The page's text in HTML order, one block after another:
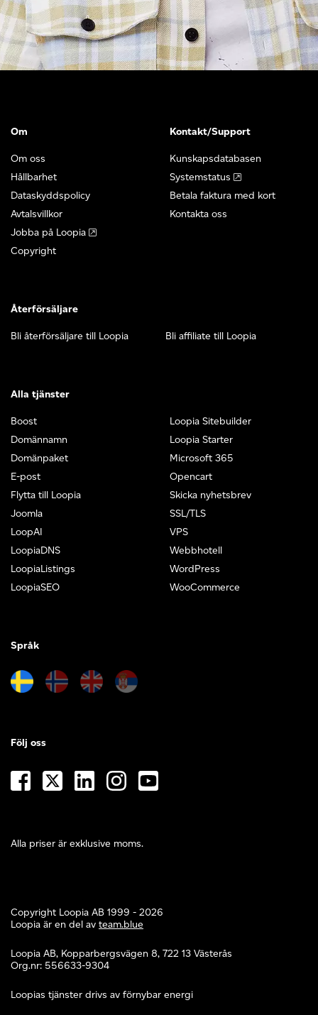
Om
Om oss
Hållbarhet
Dataskyddspolicy
Avtalsvillkor
Jobba på Loopia
Copyright
Kontakt/Support
Kunskapsdatabasen
Systemstatus
Betala faktura med kort
Kontakta oss
Återförsäljare
Bli återförsäljare till Loopia Bli affiliate till Loopia
Alla tjänster
Boost
Domännamn
Domänpaket
E-post
Flytta till Loopia
Joomla
LoopAI
LoopiaDNS
LoopiaListings
LoopiaSEO
Loopia Sitebuilder
Loopia Starter
Microsoft 365
Opencart
Skicka nyhetsbrev
SSL/TLS
VPS
Webbhotell
WordPress
WooCommerce
Språk
Alla priser är exklusive moms.
Följ oss
Copyright Loopia AB 1999 - 2026
Loopia är en del av team.blue
Loopia AB, Kopparbergsvägen 8, 722 13 Västerås
Org.nr: 556633-9304
Loopias tjänster drivs av förnybar energi